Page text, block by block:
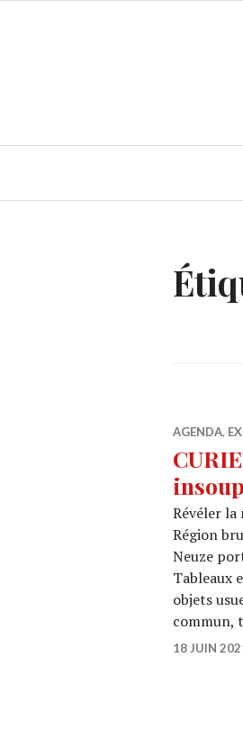
AGENDA,
Révéler
Région
Neuze
Tableaux
objets
commun,
18 JUIN